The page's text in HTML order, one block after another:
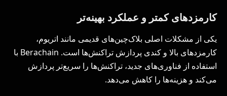
کارمزدهای کمتر و عملکرد بهینه‌تر
یکی از مشکلات اصلی بلاک‌چین‌های قدیمی مانند اتریوم،
کارمزدهای بالا و کندی پردازش تراکنش‌ها است. Berachain با
استفاده از فناوری‌های جدید، تراکنش‌ها را سریع‌تر پردازش
می‌کند و هزینه‌ها را کاهش می‌دهد.